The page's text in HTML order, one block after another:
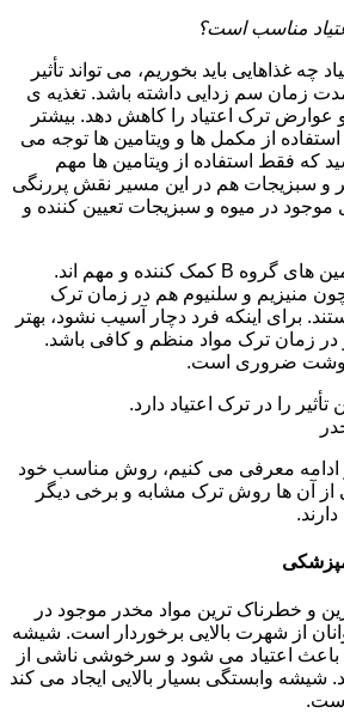
مناسب است؟
چه غذاهایی باید بخوریم، می تواند تأثیر
زمان سم زدایی داشته باشد. تغذیه ی
عوارض ترک اعتیاد را کاهش دهد. بیشتر
استفاده از مکمل ها و ویتامین ها توجه می
که فقط استفاده از ویتامین ها مهم
و سبزیجات هم در این مسیر نقش پررنگی
موجود در میوه و سبزیجات تعیین کننده و
از میان ویتامین ها، ویتامین های گروه B کمک کننده و مهم اند.
منیزیم و سلنیوم هم در زمان ترک
برای اینکه فرد دچار آسیب نشود، بهتر
زمان ترک مواد منظم و کافی باشد.
گوشت ضروری است.
تأثیر را در ترک اعتیاد دارد.
ادامه معرفی می کنیم، روش مناسب خود
از آن ها روش ترک مشابه و برخی دیگر
و خطرناک ترین مواد مخدر موجود در
از شهرت بالایی برخوردار است. شیشه
باعث اعتیاد می شود و سرخوشی ناشی از
شیشه وابستگی بسیار بالایی ایجاد می کند